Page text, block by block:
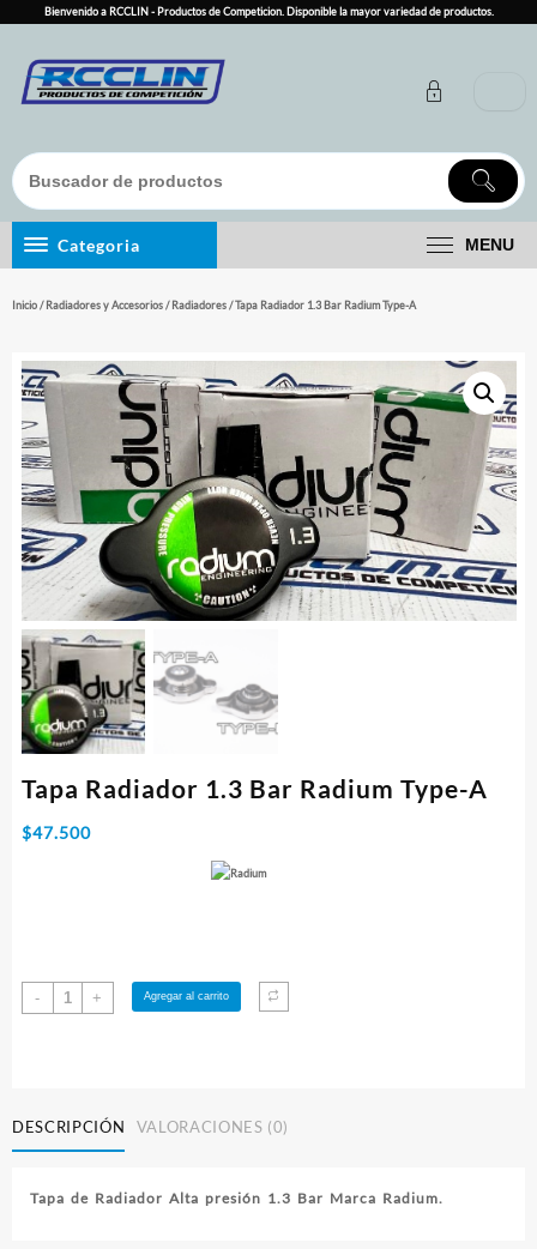
content
Bienvenido a RCCLIN - Productos de Competicion. Disponible la mayor variedad de productos.
Categoria MENU
Inicio/Radiadores y Accesorios/Radiadores/ Tapa Radiador 1.3 Bar Radium Type-A
Tapa Radiador 1.3 Bar Radium Type-A
$47.500
-
Tapa
Type-
+ Agregar al carrito
DESCRIPCIÓN VALORACIONES (0)
Tapa de Radiador Alta presión 1.3 Bar Marca Radium.